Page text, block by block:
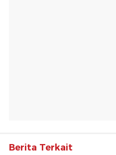
Berita Terkait